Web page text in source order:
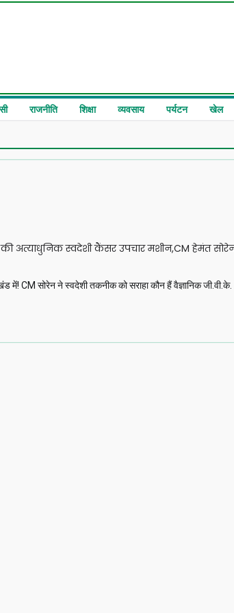
राजनीति शिक्षा व्यवसाय पर्यटन खेल
अत्याधुनिक स्वदेशी कैंसर उपचार मशीन,CM हेमंत
सोरेन ने स्वदेशी तकनीक को सराहा कौन हैं वैज्ञानिक जी.वी.के.